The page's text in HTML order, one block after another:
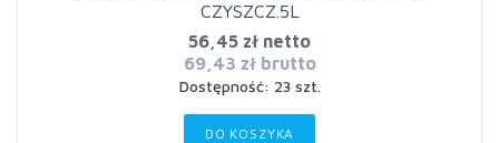
CZYSZCZ.5L
56,45 zł netto
69,43 zł brutto
Dostępność: 23 szt.
DO KOSZYKA